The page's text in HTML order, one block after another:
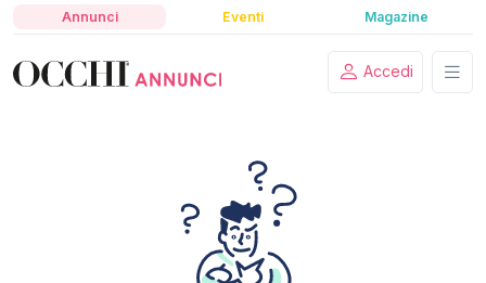
Annunci Eventi Magazine
Accedi